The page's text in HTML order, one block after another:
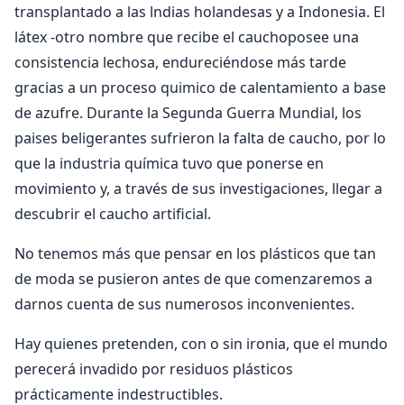
transplantado a las lndias holandesas y a Indonesia. El
látex -otro nombre que recibe el cauchoposee una
consistencia lechosa, endureciéndose más tarde
gracias a un proceso quimico de calentamiento a base
de azufre. Durante la Segunda Guerra Mundial, los
paises beligerantes sufrieron la falta de caucho, por lo
que la industria química tuvo que ponerse en
movimiento y, a través de sus investigaciones, llegar a
descubrir el caucho artificial.
No tenemos más que pensar en los plásticos que tan
de moda se pusieron antes de que comenzaremos a
darnos cuenta de sus numerosos inconvenientes.
Hay quienes pretenden, con o sin ironia, que el mundo
perecerá invadido por residuos plásticos
prácticamente indestructibles.